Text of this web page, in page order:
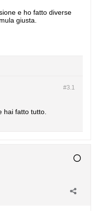
e ho fatto diverse
giusta.
#3.1
hai fatto tutto.